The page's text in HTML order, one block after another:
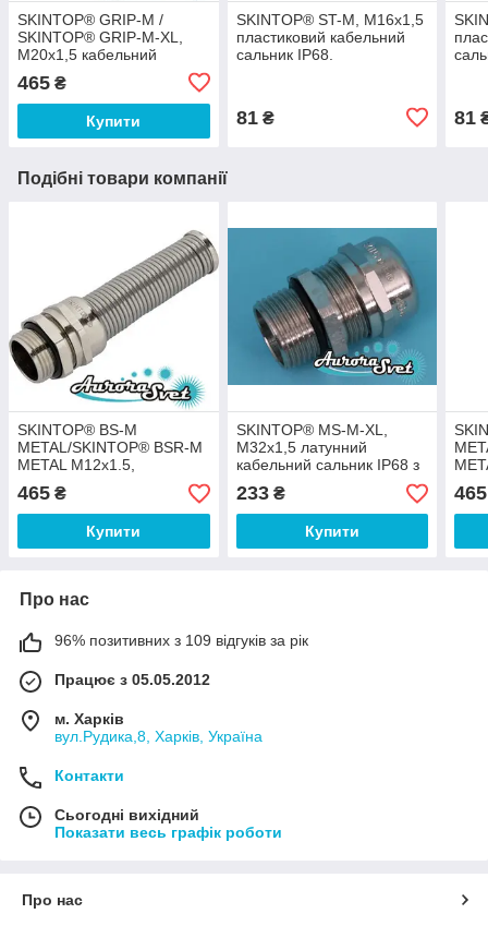
SKINTOP® GRIP-M /
SKINTOP® GRIP-M-XL,
M20x1,5 кабельний
сальник із сідлоподібним
хомутом.
465 ₴
Купити
SKINTOP® ST-M, M16x1,5
пластиковий кабельний
сальник IP68.
81₴ 81
Подібні товари компанії
SKINTOP® BS-M
METAL/SKINTOP® BSR-M
METAL M12x1.5,
кабельний сальник із
захистом від перегинів
465 ₴
Купити
SKINTOP® MS-M-XL,
M32x1,5 латунний
кабельний сальник IP68 з
подовженою різзю.
Кабельне введення.
233₴
Купити
465
Про нас
96% позитивних з 109 відгуків за рік
Працює з 05.05.2012
м. Харків
вул.Рудика,8, Харків, Україна
Контакти
Сьогодні вихідний
Показати весь графік роботи
Про нас